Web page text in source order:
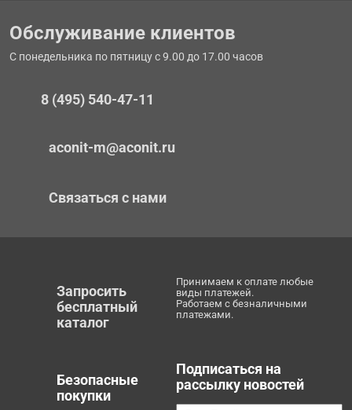
Обслуживание клиентов
С понедельника по пятницу с 9.00 до 17.00 часов
8 (495) 540-47-11
aconit-m@aconit.ru
Связаться с нами
Запросить
бесплатный
каталог
Принимаем к оплате любые
виды платежей.
Работаем с безналичными
платежами.
Безопасные
покупки
Подписаться на
рассылку новостей